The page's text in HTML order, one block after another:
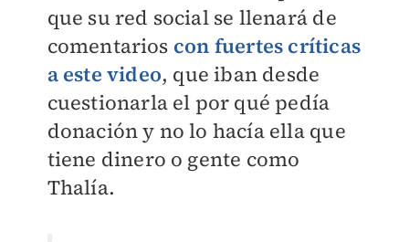
que su red social se llenará de
comentarios con fuertes críticas
a este video, que iban desde
cuestionarla el por qué pedía
donación y no lo hacía ella que
tiene dinero o gente como
Thalía.